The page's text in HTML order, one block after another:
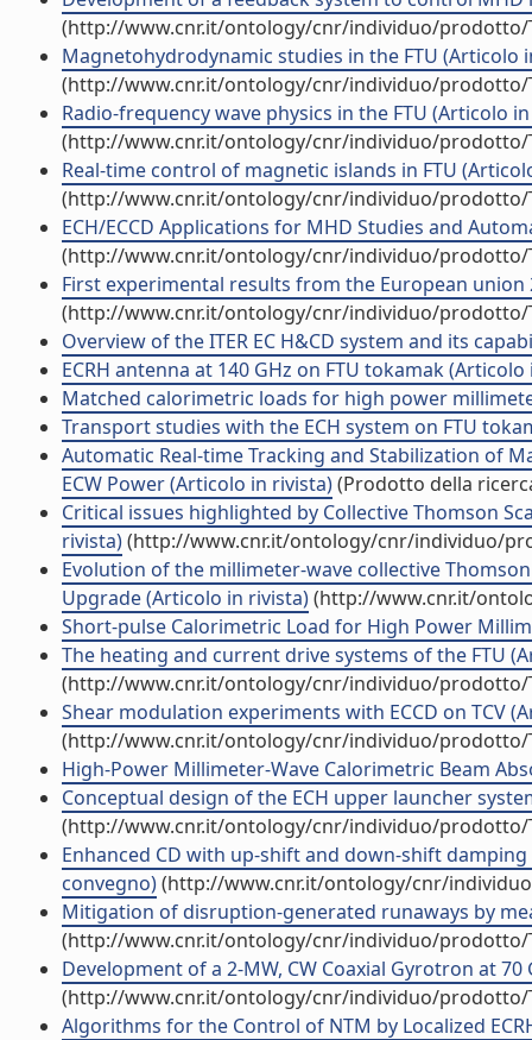
(http://www.cnr.it/ontology/cnr/individuo/prodotto/
Magnetohydrodynamic studies in the FTU (Articolo
(http://www.cnr.it/ontology/cnr/individuo/prodotto/
Radio-frequency wave physics in the FTU (Articolo
(http://www.cnr.it/ontology/cnr/individuo/prodotto/
Real-time control of magnetic islands in FTU
(http://www.cnr.it/ontology/cnr/individuo/prodotto/
ECH/ECCD Applications for MHD Studies and
(http://www.cnr.it/ontology/cnr/individuo/prodotto/
First experimental results from the European
(http://www.cnr.it/ontology/cnr/individuo/prodotto/
Overview of the ITER EC H&CD system and its
ECRH antenna at 140 GHz on FTU tokamak
Matched calorimetric loads for high power
Transport studies with the ECH system on FTU
Automatic Real-time Tracking and Stabilization of
ECW Power (Articolo in rivista)(Prodotto della
Critical issues highlighted by Collective Thomson
rivista)(http://www.cnr.it/ontology/cnr/individuo/
Evolution of the millimeter-wave collective
Upgrade (Articolo in rivista)(http://www.cnr.it/
Short-pulse Calorimetric Load for High Power
The heating and current drive systems of the FTU
(http://www.cnr.it/ontology/cnr/individuo/prodotto/
Shear modulation experiments with ECCD on TCV
(http://www.cnr.it/ontology/cnr/individuo/prodotto/
High-Power Millimeter-Wave Calorimetric Beam
Conceptual design of the ECH upper launcher
(http://www.cnr.it/ontology/cnr/individuo/prodotto/
Enhanced CD with up-shift and down-shift
convegno)(http://www.cnr.it/ontology/cnr/
Mitigation of disruption-generated runaways by
(http://www.cnr.it/ontology/cnr/individuo/prodotto/
Development of a 2-MW, CW Coaxial Gyrotron at
(http://www.cnr.it/ontology/cnr/individuo/prodotto/
Algorithms for the Control of NTM by Localized